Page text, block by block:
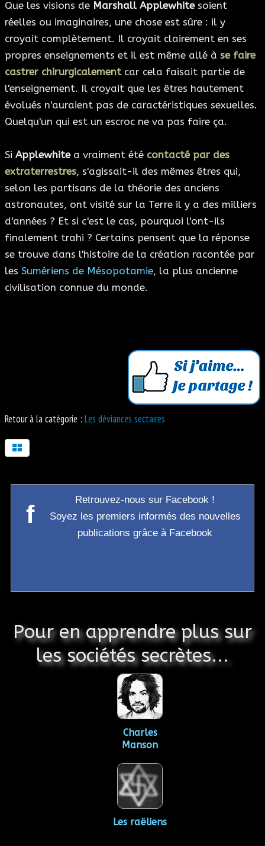
Que les visions de Marshall Applewhitesoient
réelles ou imaginaires, une chose est sûre : il y
croyait complètement. Il croyait clairement en ses
propres enseignements et il est même allé à se faire
castrer chirurgicalementcar cela faisait partie de
l'enseignement. Il croyait que les êtres hautement
évolués n'auraient pas de caractéristiques sexuelles.
Quelqu'un qui est un escroc ne va pas faire ça.
Si Applewhitea vraiment été contacté par des
extraterrestres, s'agissait-il des mêmes êtres qui,
selon les partisans de la théorie des anciens
astronautes, ont visité sur la Terre il y a des milliers
d'années ? Et si c'est le cas, pourquoi l'ont-ils
finalement trahi ? Certains pensent que la réponse
se trouve dans l'histoire de la création racontée par
les Sumériens de Mésopotamie, la plus ancienne
civilisation connue du monde.
Retour à la catégorie : Les déviances sectaires
f
Retrouvez-nous sur Facebook !
Soyez les premiers informés des nouvelles
publications grâce à Facebook
Pour en apprendre plus sur
les sociétés secrètes...
Charles
Manson
Les raëliens